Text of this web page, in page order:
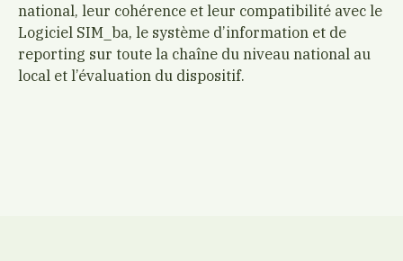
national, leur cohérence et leur compatibilité avec le
Logiciel SIM_ba, le système d’information et de
reporting sur toute la chaîne du niveau national au
local et l’évaluation du dispositif.